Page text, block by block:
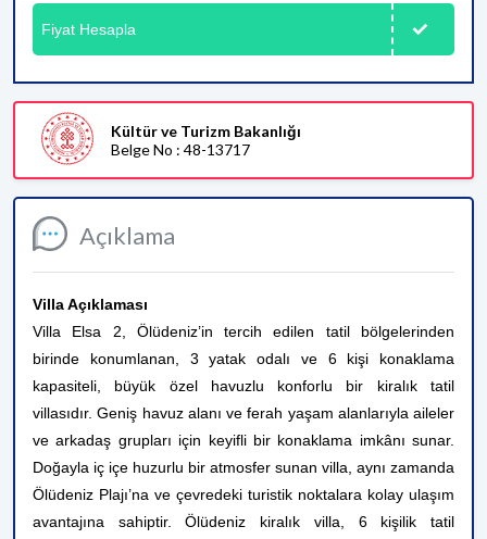
Açıklama
Villa Açıklaması
Villa Elsa 2, Ölüdeniz’in tercih edilen tatil bölgelerinden
birinde konumlanan, 3 yatak odalı ve 6 kişi konaklama
kapasiteli, büyük özel havuzlu konforlu bir kiralık tatil
villasıdır. Geniş havuz alanı ve ferah yaşam alanlarıyla aileler
ve arkadaş grupları için keyifli bir konaklama imkânı sunar.
Doğayla iç içe huzurlu bir atmosfer sunan villa, aynı zamanda
Ölüdeniz Plajı’na ve çevredeki turistik noktalara kolay ulaşım
avantajına sahiptir. Ölüdeniz kiralık villa, 6 kişilik tatil
Fiyat Hesapla
Kültür ve Turizm Bakanlığı
Belge No : 48-13717